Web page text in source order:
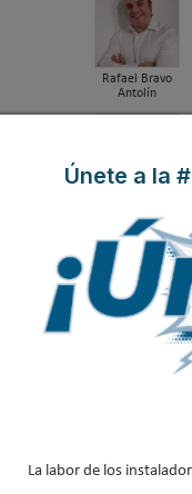
Rafael Bravo
Antolín
Vicente
Milagros Sanz
Ernesto
Únete a la
La labor de los